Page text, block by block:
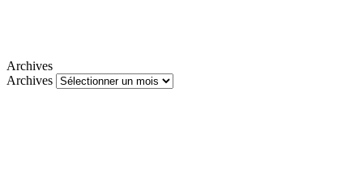
Archives
Archives